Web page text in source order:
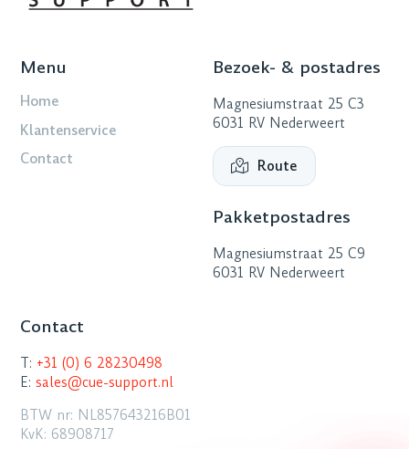
Menu
Home
Klantenservice
Contact
Bezoek- & postadres
Magnesiumstraat 25 C3
6031 RV Nederweert
Route
Pakketpostadres
Magnesiumstraat 25 C9
6031 RV Nederweert
Contact
T: +31 (0) 6 28230498
E:sales@cue-support.nl
BTW nr: NL857643216B01
KvK: 68908717